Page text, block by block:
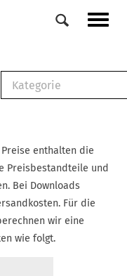
Kategorie
E-Broschüre
Checklisten (PDF)
Broschüre
Buch
enthalten die
Preisbestandteile und
Bei Downloads
Für die
wir eine
wie folgt.